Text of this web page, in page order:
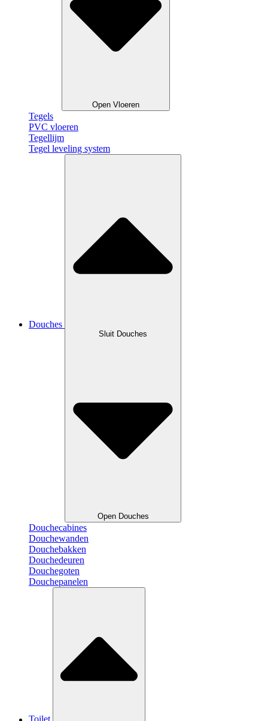
Open Vloeren
Tegels
PVC vloeren
Tegellijm
Tegel leveling system
Douches
Sluit Douches
Open Douches
Douchecabines
Douchewanden
Douchebakken
Douchedeuren
Douchegoten
Douchepanelen